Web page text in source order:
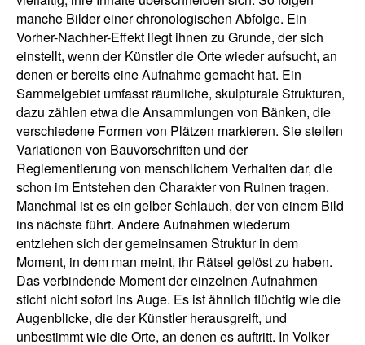
manche Bilder einer chronologischen Abfolge. Ein
Vorher-Nachher-Effekt liegt ihnen zu Grunde, der sich
einstellt, wenn der Künstler die Orte wieder aufsucht, an
denen er bereits eine Aufnahme gemacht hat. Ein
Sammelgebiet umfasst räumliche, skulpturale Strukturen,
dazu zählen etwa die Ansammlungen von Bänken, die
verschiedene Formen von Plätzen markieren. Sie stellen
Variationen von Bauvorschriften und der
Reglementierung von menschlichem Verhalten dar, die
schon im Entstehen den Charakter von Ruinen tragen.
Manchmal ist es ein gelber Schlauch, der von einem Bild
ins nächste führt. Andere Aufnahmen wiederum
entziehen sich der gemeinsamen Struktur in dem
Moment, in dem man meint, ihr Rätsel gelöst zu haben.
Das verbindende Moment der einzelnen Aufnahmen
sticht nicht sofort ins Auge. Es ist ähnlich flüchtig wie die
Augenblicke, die der Künstler herausgreift, und
unbestimmt wie die Orte, an denen es auftritt. In Volker